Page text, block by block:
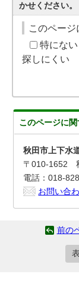
かせください。
このペー
特にない
探しにくい
このページに関
秋田市上下水
〒010-1652
電話：018-
お問い合
前の